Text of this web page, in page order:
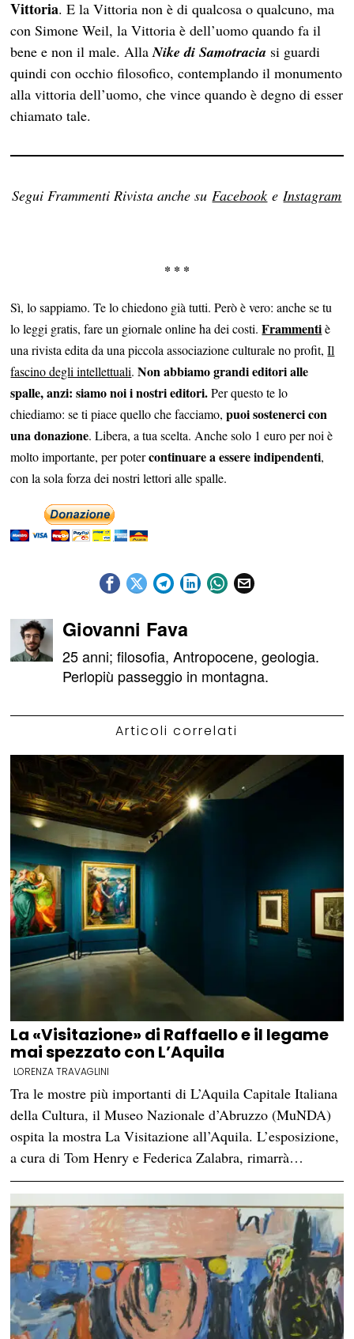
Vittoria. E la Vittoria non è di qualcosa o qualcuno, ma
con Simone Weil, la Vittoria è dell’uomo quando fa il
bene e non il male. Alla Nike di Samotracia si guardi
quindi con occhio filosofico, contemplando il monumento
alla vittoria dell’uomo, che vince quando è degno di esser
chiamato tale.
Segui Frammenti Rivista anche suFacebookeInstagram
* * *
Sì, lo sappiamo. Te lo chiedono già tutti. Però è vero: anche se tu
lo leggi gratis, fare un giornale online ha dei costi.Frammenti è
una rivista edita da una piccola associazione culturale no profit,Il
fascino degli intellettuali.Non abbiamo grandi editori alle
spalle, anzi: siamo noi i nostri editori.Per questo te lo
chiediamo: se ti piace quello che facciamo,puoi sostenerci con
una donazione. Libera, a tua scelta. Anche solo 1 euro per noi è
molto importante, per potercontinuare a essere indipendenti,
con la sola forza dei nostri lettori alle spalle.
Giovanni Fava
25 anni; filosofia, Antropocene, geologia.
Perlopiù passeggio in montagna.
Articoli correlati
La «Visitazione» di Raffaello e il legame
mai spezzato con L’Aquila
LORENZA TRAVAGLINI
Tra le mostre più importanti di L’Aquila Capitale Italiana
della Cultura, il Museo Nazionale d’Abruzzo (MuNDA)
ospita la mostra La Visitazione all’Aquila. L’esposizione,
a cura di Tom Henry e Federica Zalabra, rimarrà…